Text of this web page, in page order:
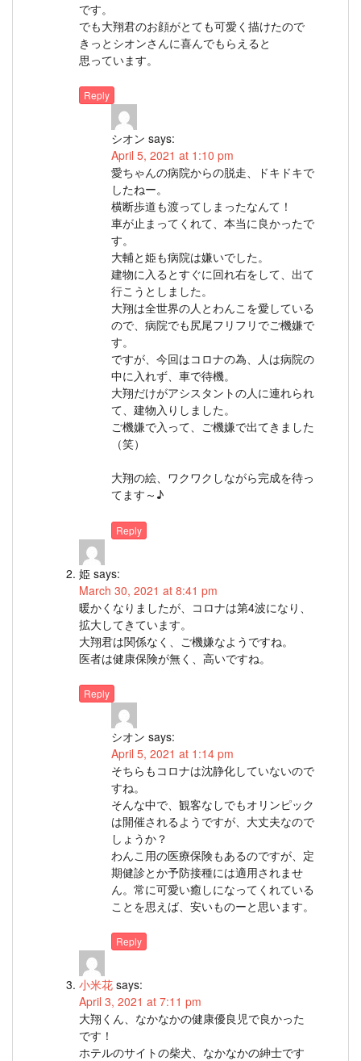
です。
でも大翔君のお顔がとても可愛く描けたので
きっとシオンさんに喜んでもらえると
思っています。
Reply
シオン says:
April 5, 2021 at 1:10 pm
愛ちゃんの病院からの脱走、ドキドキで
したねー。
横断歩道も渡ってしまったなんて！
車が止まってくれて、本当に良かったで
す。
大輔と姫も病院は嫌いでした。
建物に入るとすぐに回れ右をして、出て
行こうとしました。
大翔は全世界の人とわんこを愛している
ので、病院でも尻尾フリフリでご機嫌で
す。
ですが、今回はコロナの為、人は病院の
中に入れず、車で待機。
大翔だけがアシスタントの人に連れられ
て、建物入りしました。
ご機嫌で入って、ご機嫌で出てきました
（笑）
大翔の絵、ワクワクしながら完成を待っ
てます～♪
Reply
姫 says:
March 30, 2021 at 8:41 pm
暖かくなりましたが、コロナは第4波になり、
拡大してきています。
大翔君は関係なく、ご機嫌なようですね。
医者は健康保険が無く、高いですね。
Reply
シオン says:
April 5, 2021 at 1:14 pm
そちらもコロナは沈静化していないので
すね。
そんな中で、観客なしでもオリンピック
は開催されるようですが、大丈夫なので
しょうか？
わんこ用の医療保険もあるのですが、定
期健診とか予防接種には適用されませ
ん。常に可愛い癒しになってくれている
ことを思えば、安いものーと思います。
Reply
小米花 says:
April 3, 2021 at 7:11 pm
大翔くん、なかなかの健康優良児で良かった
です！
ホテルのサイトの柴犬、なかなかの紳士です